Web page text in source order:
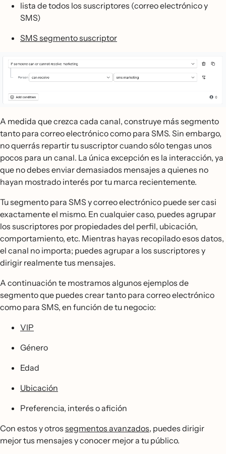
lista de todos los suscriptores (correo electrónico y
SMS)
SMS segmento suscriptor
A medida que crezca cada canal, construye más segmento
tanto para correo electrónico como para SMS. Sin embargo,
no querrás repartir tu suscriptor cuando sólo tengas unos
pocos para un canal. La única excepción es la interacción, ya
que no debes enviar demasiados mensajes a quienes no
hayan mostrado interés por tu marca recientemente.
Tu segmento para SMS y correo electrónico puede ser casi
exactamente el mismo. En cualquier caso, puedes agrupar
los suscriptores por propiedades del perfil, ubicación,
comportamiento, etc. Mientras hayas recopilado esos datos,
el canal no importa; puedes agrupar a los suscriptores y
dirigir realmente tus mensajes.
A continuación te mostramos algunos ejemplos de
segmento que puedes crear tanto para correo electrónico
como para SMS, en función de tu negocio:
VIP
Género
Edad
Ubicación
Preferencia, interés o afición
Con estos y otros segmentos avanzados, puedes dirigir
mejor tus mensajes y conocer mejor a tu público.